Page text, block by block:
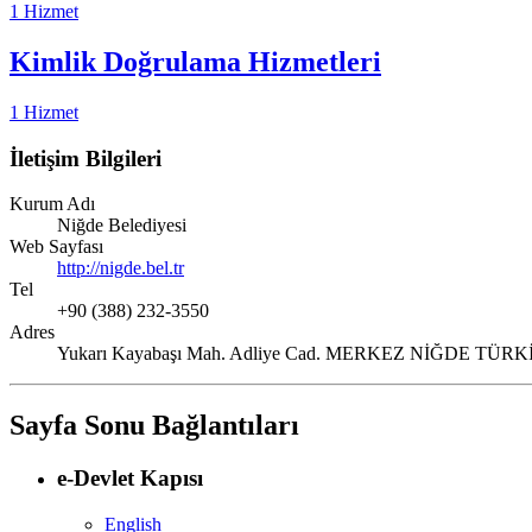
1 Hizmet
Kimlik Doğrulama Hizmetleri
1 Hizmet
İletişim Bilgileri
Kurum Adı
Niğde Belediyesi
Web Sayfası
http://nigde.bel.tr
Tel
+90 (388) 232-3550
Adres
Yukarı Kayabaşı Mah. Adliye Cad. MERKEZ NİĞDE
Sayfa Sonu Bağlantıları
e-Devlet Kapısı
English